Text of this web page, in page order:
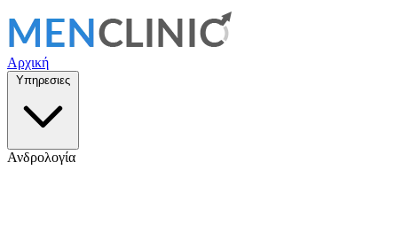
Αρχική
Υπηρεσιες
Ανδρολογία